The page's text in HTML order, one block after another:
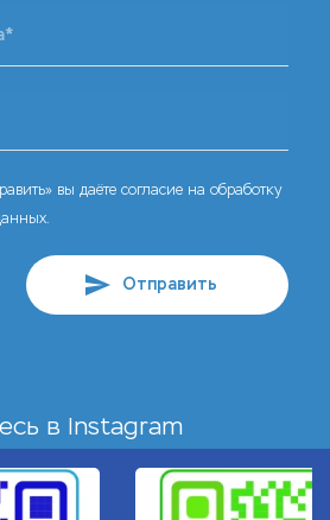
вы даёте согласие на обработку
Отправить
в Instagram